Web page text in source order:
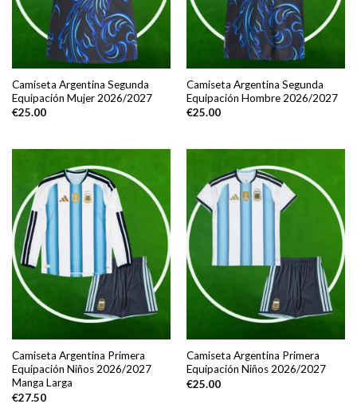
Camiseta Argentina Segunda
Equipación Mujer 2026/2027
€25.00
Camiseta Argentina Segunda
Equipación Hombre 2026/2027
€25.00
Camiseta Argentina Primera
Equipación Niños 2026/2027
Manga Larga
€27.50
Camiseta Argentina Primera
Equipación Niños 2026/2027
€25.00